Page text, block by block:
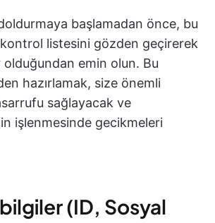
başlamadan önce, bu
listesini gözden geçirerek
olduğundan emin olun. Bu
hazırlamak, size önemli
sağlayacak ve
işlenmesinde gecikmeleri
(ID, Sosyal